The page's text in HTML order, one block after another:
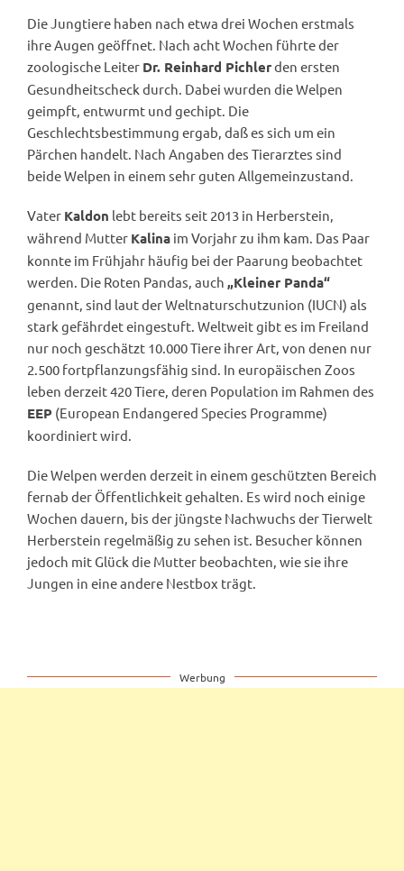
Die Jungtiere haben nach etwa drei Wochen erstmals
ihre Augen geöffnet. Nach acht Wochen führte der
zoologische Leiter Dr. Reinhard Pichlerden ersten
Gesundheitscheck durch. Dabei wurden die Welpen
geimpft, entwurmt und gechipt. Die
Geschlechtsbestimmung ergab, daß es sich um ein
Pärchen handelt. Nach Angaben des Tierarztes sind
beide Welpen in einem sehr guten Allgemeinzustand.
Vater Kaldon lebt bereits seit 2013 in Herberstein,
während Mutter Kalina im Vorjahr zu ihm kam. Das Paar
konnte im Frühjahr häufig bei der Paarung beobachtet
werden. Die Roten Pandas, auch „Kleiner Panda“
genannt, sind laut der Weltnaturschutzunion (IUCN) als
stark gefährdet eingestuft. Weltweit gibt es im Freiland
nur noch geschätzt 10.000 Tiere ihrer Art, von denen nur
2.500 fortpflanzungsfähig sind. In europäischen Zoos
leben derzeit 420 Tiere, deren Population im Rahmen des
EEP (European Endangered Species Programme)
koordiniert wird.
Die Welpen werden derzeit in einem geschützten Bereich
fernab der Öffentlichkeit gehalten. Es wird noch einige
Wochen dauern, bis der jüngste Nachwuchs der Tierwelt
Herberstein regelmäßig zu sehen ist. Besucher können
jedoch mit Glück die Mutter beobachten, wie sie ihre
Jungen in eine andere Nestbox trägt.
Werbung